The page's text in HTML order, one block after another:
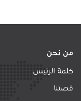
من نحن
كلمة الرئيس
قصتنا